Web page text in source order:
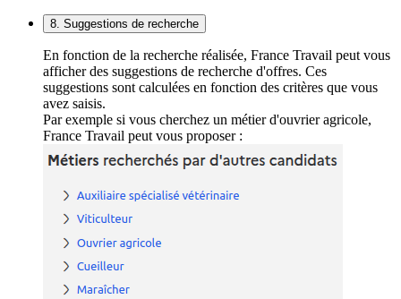
8. Suggestions de recherche
En fonction de la recherche réalisée, France Travail peut vous
afficher des suggestions de recherche d'offres. Ces
suggestions sont calculées en fonction des critères que vous
avez saisis.
Par exemple si vous cherchez un métier d'ouvrier agricole,
France Travail peut vous proposer :